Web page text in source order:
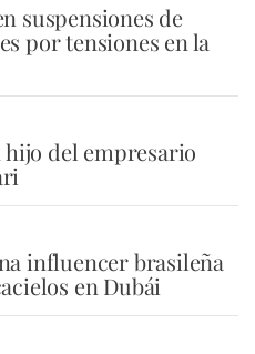
suspensiones de
por tensiones en la
hijo del empresario
influencer brasileña
en Dubái